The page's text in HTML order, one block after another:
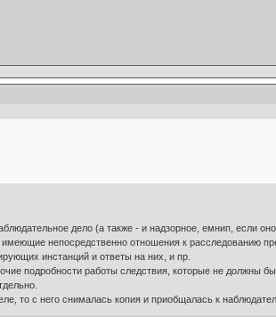
дело (а также - и надзорное, емнип, если
непосредственно отношения к расследованию
инстанций и ответы на них, и пр.
подробности работы следствия, которые не должны
то с него снималась копия и приобщалась к